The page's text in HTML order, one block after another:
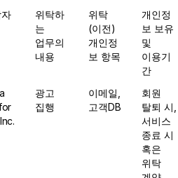
위탁하
는
업무의
내용
위탁
(이전)
개인정
보 항목
개인정
보 보유
및
이용기
간
광고
집행
이메일,
고객DB
회원
탈퇴 시,
서비스
종료 시
혹은
위탁